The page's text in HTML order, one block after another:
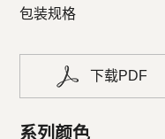
包装规格
下载PDF
系列颜色